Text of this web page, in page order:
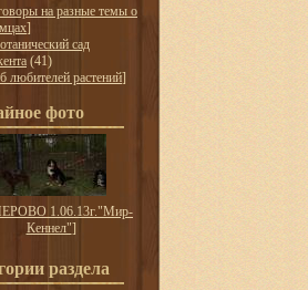
на разные темы о
]
сад
(41)
любителей растений]
фото
1.06.13г."Мир-
Кеннел"]
раздела